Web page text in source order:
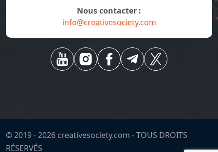
Nous contacter :
info@creativesociety.com
© 2019 -2026 creativesociety.com -TOUS DROITS
RÉSERVÉS